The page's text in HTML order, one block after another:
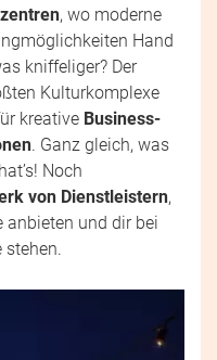
, wo moderne
Hand
kniffeliger? Der
Kulturkomplexe
kreative Business-
. Ganz gleich, was
Noch
von Dienstleistern,
anbieten und dir bei
stehen.